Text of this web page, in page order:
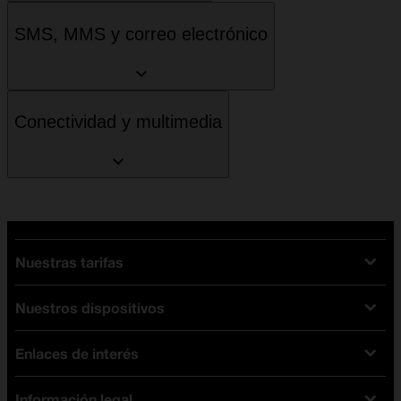
SMS, MMS y correo electrónico
Conectividad y multimedia
Nuestras tarifas
Tarifas Orange
Tarifas fibra y móvil
Tarifas móviles
Tarifas internet y fibra
Nuestros dispositivos
Ofertas en móviles
iPhone
Enlaces de interés